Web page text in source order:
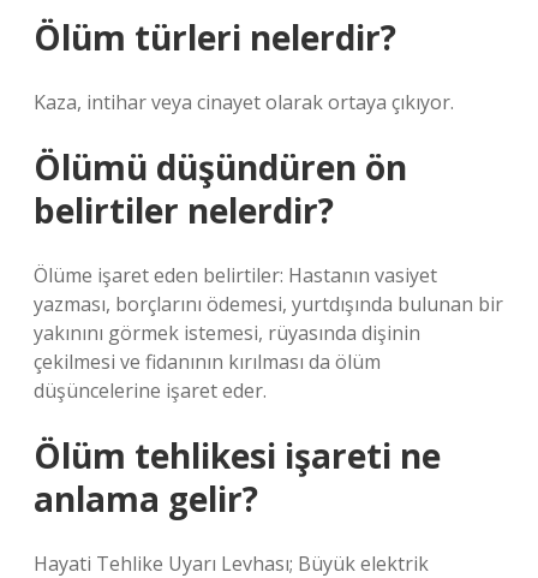
Ölüm türleri nelerdir?
Kaza, intihar veya cinayet olarak ortaya çıkıyor.
Ölümü düşündüren ön
belirtiler nelerdir?
Ölüme işaret eden belirtiler: Hastanın vasiyet
yazması, borçlarını ödemesi, yurtdışında bulunan bir
yakınını görmek istemesi, rüyasında dişinin
çekilmesi ve fidanının kırılması da ölüm
düşüncelerine işaret eder.
Ölüm tehlikesi işareti ne
anlama gelir?
Hayati Tehlike Uyarı Levhası; Büyük elektrik